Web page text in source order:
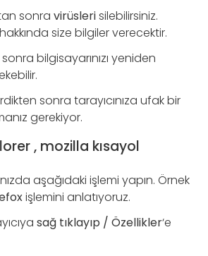
sonra virüslerisilebilirsiniz.
size bilgiler verecektir.
bilgisayarınızı yeniden
sonra tarayıcınıza ufak bir
gerekiyor.
, mozilla kısayol
aşağıdaki işlemi yapın. Örnek
işlemini anlatıyoruz.
sağ tıklayıp / Özellikler‘e